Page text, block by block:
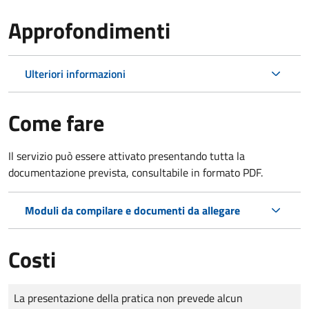
Approfondimenti
Ulteriori informazioni
Come fare
Il servizio può essere attivato presentando tutta la
documentazione prevista, consultabile in formato PDF.
Moduli da compilare e documenti da allegare
Costi
Tipo di pagamento
Importo
La presentazione della pratica non prevede alcun